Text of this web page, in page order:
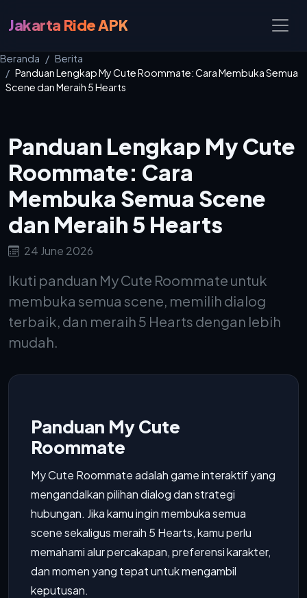
Jakarta Ride APK
Beranda
Berita
Panduan Lengkap My Cute Roommate: Cara Membuka Semua
Scene dan Meraih 5 Hearts
Panduan Lengkap My Cute
Roommate: Cara
Membuka Semua Scene
dan Meraih 5 Hearts
24 June 2026
Ikuti panduan My Cute Roommate untuk
membuka semua scene, memilih dialog
terbaik, dan meraih 5 Hearts dengan lebih
mudah.
Panduan My Cute
Roommate
My Cute Roommate adalah game interaktif yang
mengandalkan pilihan dialog dan strategi
hubungan. Jika kamu ingin membuka semua
scene sekaligus meraih 5 Hearts, kamu perlu
memahami alur percakapan, preferensi karakter,
dan momen yang tepat untuk mengambil
keputusan.